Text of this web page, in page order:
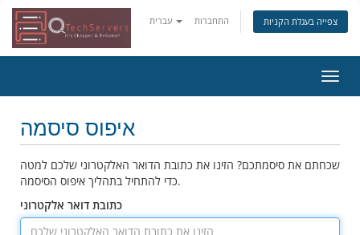
התחברות צפייה בעגלת הקניות
ניווט
איפוס סיסמה
שכחתם את סיסמתכם? הזינו את כתובת הדואר האלקטרוני שלכם למטה
כדי להתחיל בתהליך איפוס הסיסמה.
כתובת דואר אלקטרוני